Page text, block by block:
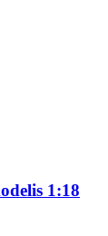
1:18